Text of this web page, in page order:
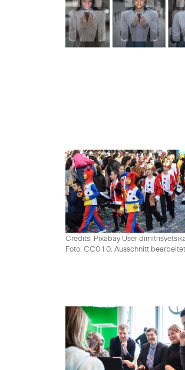
Credits: Pixabay User
Foto: CC0 1.0, Ausschnitt bearbeitet